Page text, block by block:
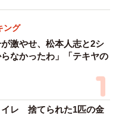
ング
が激やせ、松本人志と2シ
なかったわ」「テキヤの
イレ 捨てられた1匹の金